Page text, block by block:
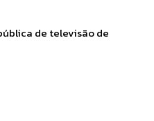
de televisão de